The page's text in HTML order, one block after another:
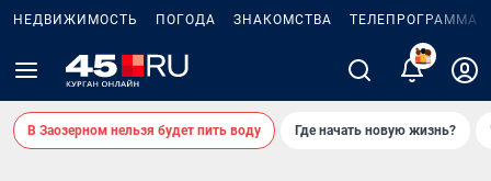
НЕДВИЖИМОСТЬ ПОГОДА ЗНАКОМСТВА ТЕЛЕПРОГРАММА
В Заозерном нельзя будет пить воду Где начать новую жизнь?